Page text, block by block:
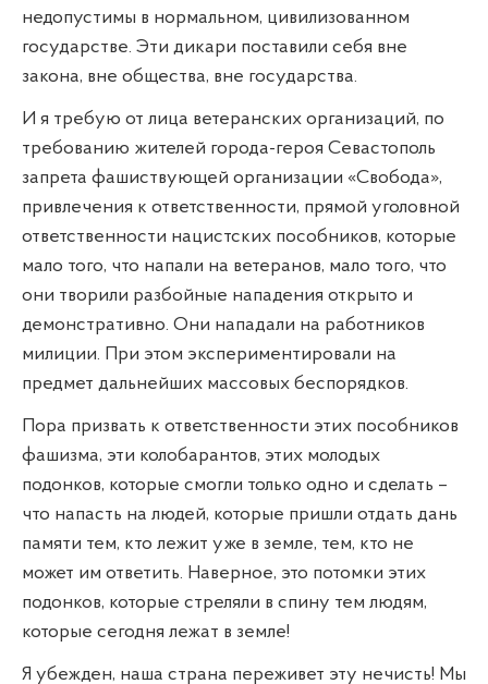
недопустимы в нормальном, цивилизованном
государстве. Эти дикари поставили себя вне
закона, вне общества, вне государства.
И я требую от лица ветеранских организаций, по
требованию жителей города-героя Севастополь
запрета фашиствующей организации «Свобода»,
привлечения к ответственности, прямой уголовной
ответственности нацистских пособников, которые
мало того, что напали на ветеранов, мало того, что
они творили разбойные нападения открыто и
демонстративно. Они нападали на работников
милиции. При этом экспериментировали на
предмет дальнейших массовых беспорядков.
Пора призвать к ответственности этих пособников
фашизма, эти колобарантов, этих молодых
подонков, которые смогли только одно и сделать –
что напасть на людей, которые пришли отдать дань
памяти тем, кто лежит уже в земле, тем, кто не
может им ответить. Наверное, это потомки этих
подонков, которые стреляли в спину тем людям,
которые сегодня лежат в земле!
Я убежден, наша страна переживет эту нечисть! Мы